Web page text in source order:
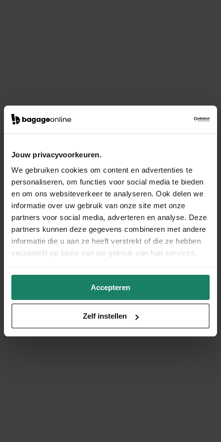
Jouw privacyvoorkeuren.
We gebruiken cookies om content en advertenties te
personaliseren, om functies voor social media te bieden
en om ons websiteverkeer te analyseren. Ook delen we
informatie over uw gebruik van onze site met onze
partners voor social media, adverteren en analyse. Deze
partners kunnen deze gegevens combineren met andere
informatie die u aan ze heeft verstrekt of die ze hebben
verzameld op basis van uw gebruik van hun services.
Accepteren
Zelf instellen